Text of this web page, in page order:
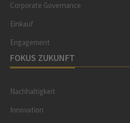
Corporate Governance
Einkauf
Engagement
FOKUS ZUKUNFT
Nachhaltigkeit
Innovation